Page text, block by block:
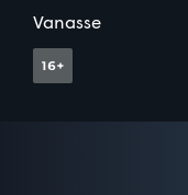
Vanasse